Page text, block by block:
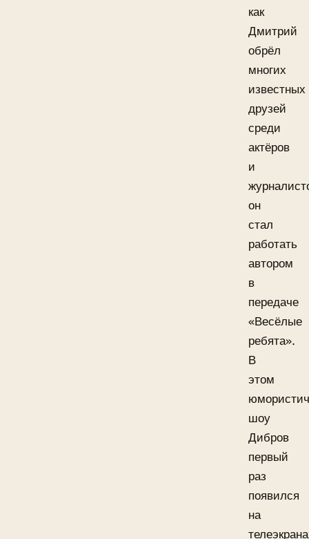
как
Дмитрий
обрёл
многих
известных
друзей
среди
актёров
и
он
стал
работать
автором
в
передаче
«Весёлые
ребята».
В
этом
шоу
Дибров
первый
раз
появился
на